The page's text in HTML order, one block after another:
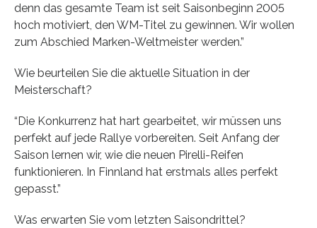
denn das gesamte Team ist seit Saisonbeginn 2005
hoch motiviert, den WM-Titel zu gewinnen. Wir wollen
zum Abschied Marken-Weltmeister werden.”
Wie beurteilen Sie die aktuelle Situation in der
Meisterschaft?
“Die Konkurrenz hat hart gearbeitet, wir müssen uns
perfekt auf jede Rallye vorbereiten. Seit Anfang der
Saison lernen wir, wie die neuen Pirelli-Reifen
funktionieren. In Finnland hat erstmals alles perfekt
gepasst.”
Was erwarten Sie vom letzten Saisondrittel?